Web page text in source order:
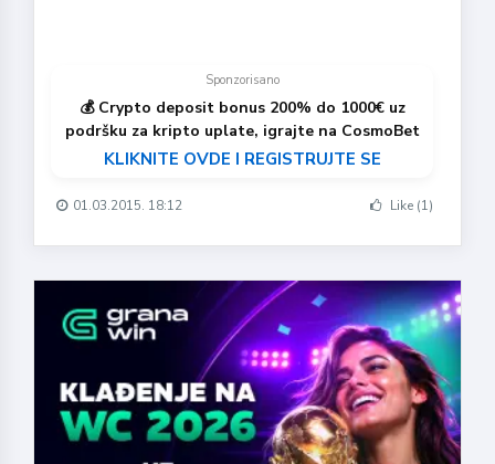
Sponzorisano
💰 Crypto deposit bonus 200% do 1000€ uz
podršku za kripto uplate, igrajte na CosmoBet
KLIKNITE OVDE I REGISTRUJTE SE
01.03.2015. 18:12 Like (1)